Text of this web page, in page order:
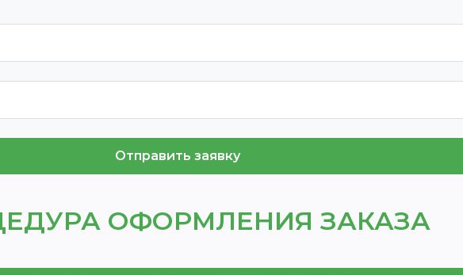
Отправить заявку
ОФОРМЛЕНИЯ ЗАКАЗА